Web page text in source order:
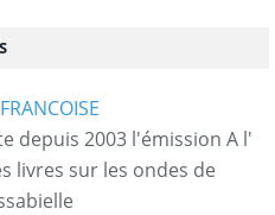
depuis 2003 l'émission A l'
livres sur les ondes de